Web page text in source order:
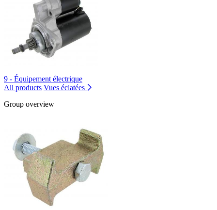
9 - Équipement électrique
All products Vues éclatées
Group overview